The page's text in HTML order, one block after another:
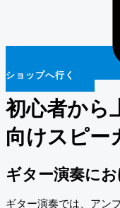
ショップへ行く
初心者から
向けスピー
ギター演奏に
ギター演奏では、アン